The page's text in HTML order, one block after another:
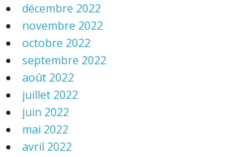
décembre 2022
novembre 2022
octobre 2022
septembre 2022
août 2022
juillet 2022
juin 2022
mai 2022
avril 2022